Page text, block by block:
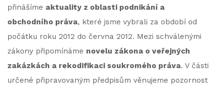
přinášíme aktuality z oblasti podnikání a
obchodního práva, které jsme vybrali za období od
počátku roku 2012 do června 2012. Mezi schválenými
zákony připomínáme novelu zákona o veřejných
zakázkách a rekodifikaci soukromého práva. V části
určené připravovaným předpisům věnujeme pozornost